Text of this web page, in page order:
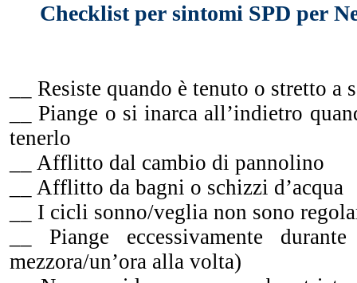
Checklist per sintomi SPD per
__ Resiste quando è tenuto o stretto a
__ Piange o si inarca all’indietro
tenerlo
__ Afflitto dal cambio di pannolino
__ Afflitto da bagni o schizzi d’acqua
__ I cicli sonno/veglia non sono
__ Piange eccessivamente
mezzora/un’ora alla volta)